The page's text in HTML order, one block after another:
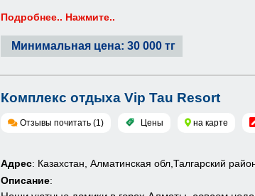
Подробнее.. Нажмите..
Минимальная цена: 30 000 тг
Комплекс отдыха Vip Tau Resort
Отзывы почитать (1) Цены на карте
Адрес: Казахстан, Алматинская обл,Талгарский
Описание: